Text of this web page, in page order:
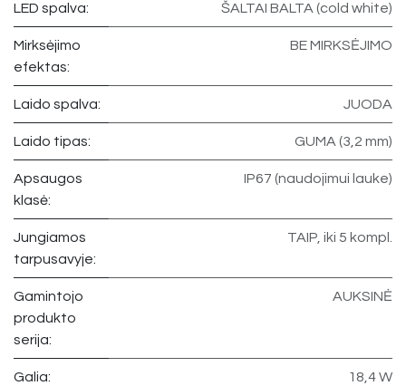
LED spalva: ŠALTAI BALTA (cold white)
Mirksėjimo
efektas:
BE MIRKSĖJIMO
Laido spalva: JUODA
Laido tipas: GUMA (3,2 mm)
Apsaugos
klasė:
IP67 (naudojimui lauke)
Jungiamos
tarpusavyje:
TAIP, iki 5 kompl.
Gamintojo
produkto
serija:
AUKSINĖ
Galia: 18,4 W